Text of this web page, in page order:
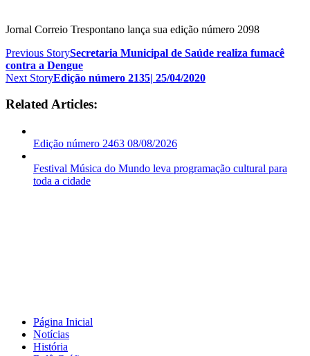
Jornal Correio Trespontano lança sua edição número 2098
Previous StorySecretaria Municipal de Saúde realiza fumacê
contra a Dengue
Next StoryEdição número 2135| 25/04/2020
Related Articles:
Edição número 2463 08/08/2026
Festival Música do Mundo leva programação cultural para
toda a cidade
Página Inicial
Notícias
História